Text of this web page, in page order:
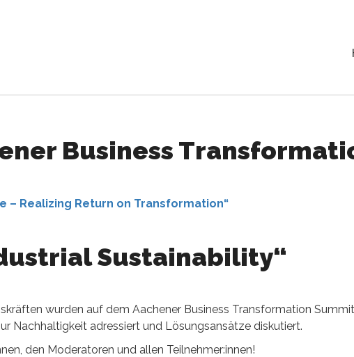
Business
– Realizing Return on Transformation“
Sustainability“
wurden auf dem Aachener Business Transformation
Nachhaltigkeit adressiert und Lösungsansätze diskutiert.
den Moderatoren und allen Teilnehmer:innen!